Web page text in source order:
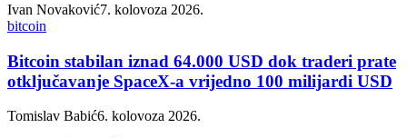
Ivan Novaković7. kolovoza 2026.
bitcoin
Bitcoin stabilan iznad 64.000 USD dok traderi prate
otključavanje SpaceX-a vrijedno 100 milijardi USD
Tomislav Babić6. kolovoza 2026.